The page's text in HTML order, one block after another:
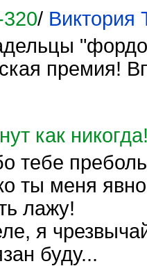
/ Виктория
премия!
как
тебе
ты меня
лажу!
я
буду...